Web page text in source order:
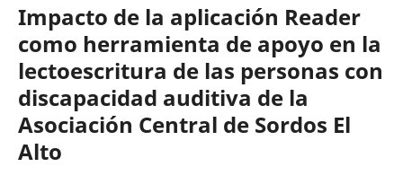
Impacto de la aplicación Reader
como herramienta de apoyo en la
lectoescritura de las personas con
discapacidad auditiva de la
Asociación Central de Sordos El
Alto